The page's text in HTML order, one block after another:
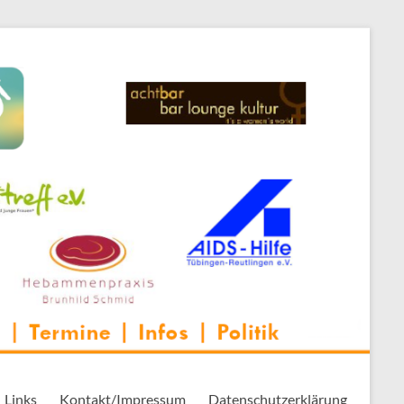
Links Kontakt/Impressum Datenschutzerklärung